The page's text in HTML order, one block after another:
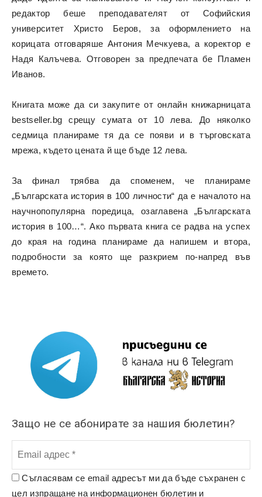
редактор беше преподавателят от Софийския
университет Христо Беров, за оформлението на
корицата отговаряше Антония Мечкуева, а коректор е
Надя Калъчева. Отговорен за предпечата бе Пламен
Иванов.
Книгата може да си закупите отонлайн книжарницата
bestseller.bg срещу сумата от 10 лева. До няколко
седмица планираме тя да се появи и в търговската
мрежа, където цената й ще бъде 12 лева.
За финал трябва да споменем, че планираме
„Българската история в 100 личности“ да е началото на
научнопопулярна поредица, озаглавена „Българската
история в 100…“. Ако първата книга се радва на успех
до края на година планираме да напишем и втора,
подробности за която ще разкрием по-напред във
времето.
Защо не се абонирате за нашия бюлетин?
Съгласявам се email адресът ми да бъде съхранен с
цел изпращане на информационен бюлетин и